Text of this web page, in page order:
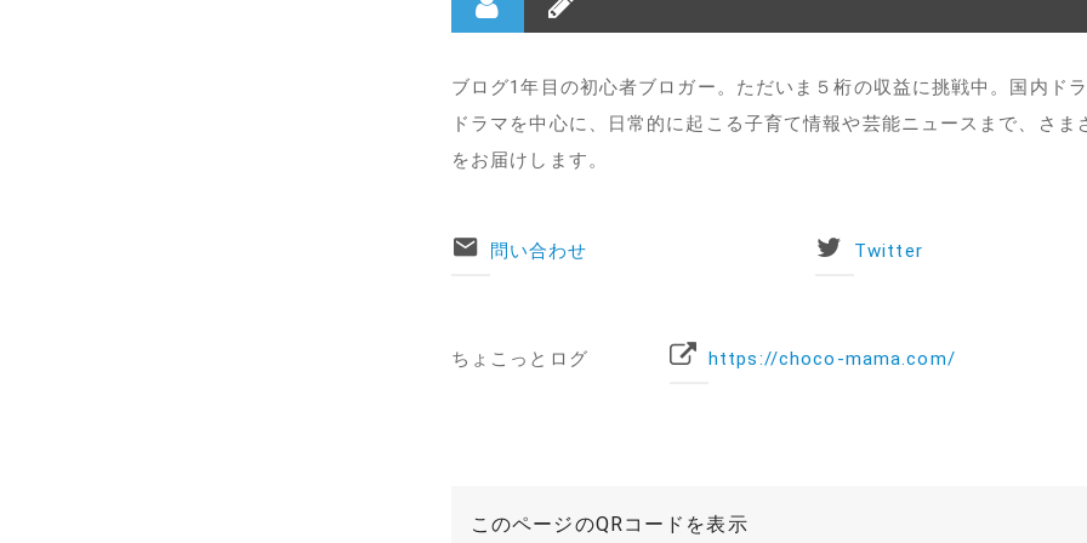
ブログ1年目の初心者ブロガー。ただいま５桁の収益に挑戦中。国内ド
ドラマを中心に、日常的に起こる子育て情報や芸能ニュースまで、さま
をお届けします。
問い合わせ Twitter
ちょこっとログ https://choco-mama.com/
このページのQRコードを表示